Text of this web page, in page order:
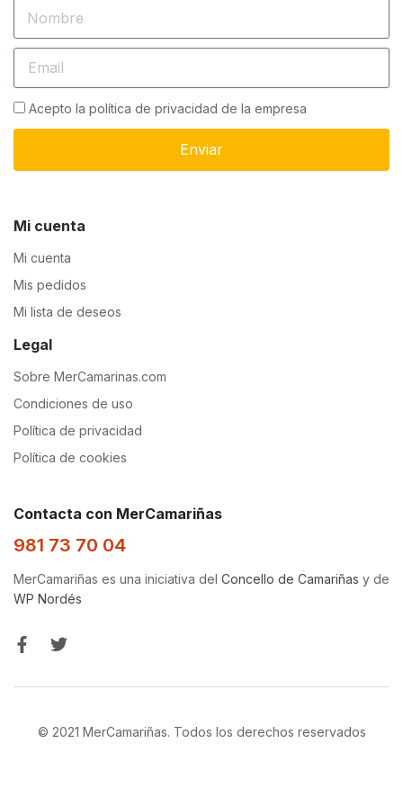
Acepto la política de privacidad de la empresa
Enviar
Mi cuenta
Mi cuenta
Mis pedidos
Mi lista de deseos
Legal
Sobre MerCamarinas.com
Condiciones de uso
Política de privacidad
Política de cookies
Contacta con MerCamariñas
981 73 70 04
MerCamariñas es una iniciativa del Concello de Camariñas y de
WP Nordés
© 2021 MerCamariñas. Todos los derechos reservados